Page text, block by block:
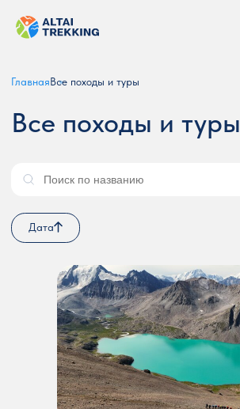
ГлавнаяВсе походы и туры
Все походы и туры
Дата